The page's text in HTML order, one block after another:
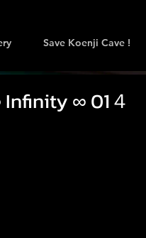
Save Koenji Cave !
∞ 01４